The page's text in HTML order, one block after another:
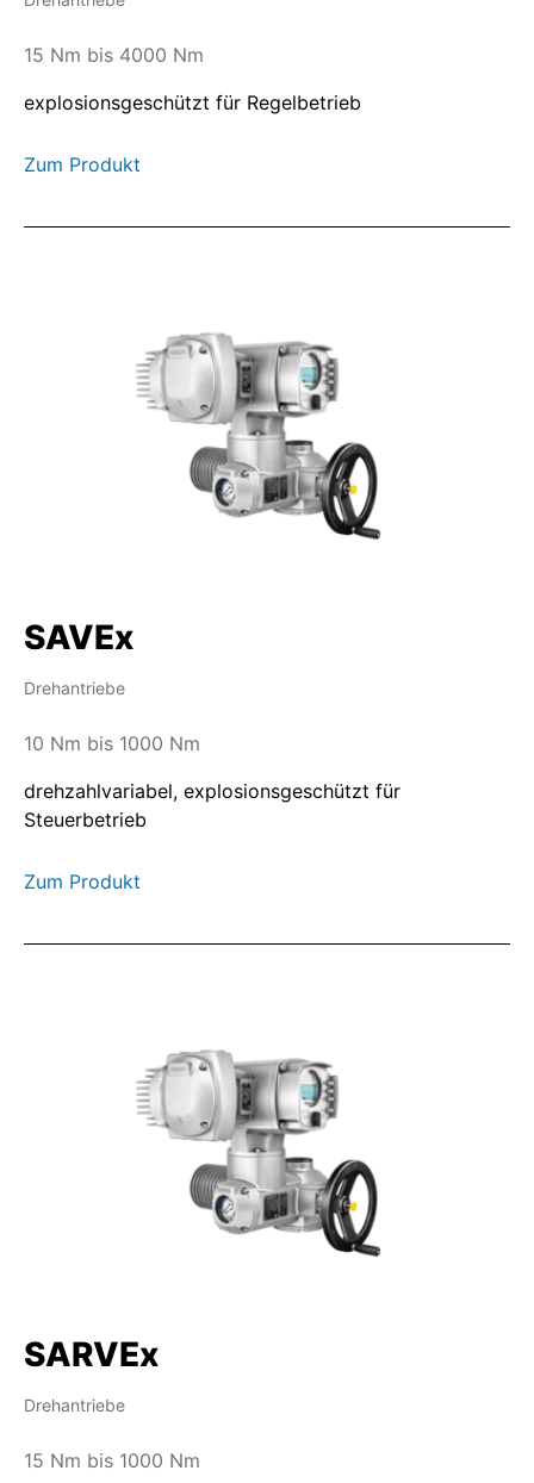
15 Nm bis 4000 Nm
explosionsgeschützt für Regelbetrieb
Zum Produkt
SAVEx
Drehantriebe
10 Nm bis 1000 Nm
drehzahlvariabel, explosionsgeschützt für
Steuerbetrieb
Zum Produkt
SARVEx
Drehantriebe
15 Nm bis 1000 Nm